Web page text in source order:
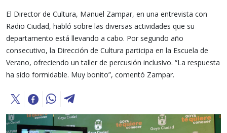
El Director de Cultura, Manuel Zampar, en una entrevista con
Radio Ciudad, habló sobre las diversas actividades que su
departamento está llevando a cabo. Por segundo año
consecutivo, la Dirección de Cultura participa en la Escuela de
Verano, ofreciendo un taller de percusión inclusivo. “La respuesta
ha sido formidable. Muy bonito”, comentó Zampar.